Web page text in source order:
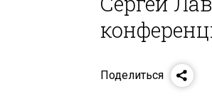
Поделиться